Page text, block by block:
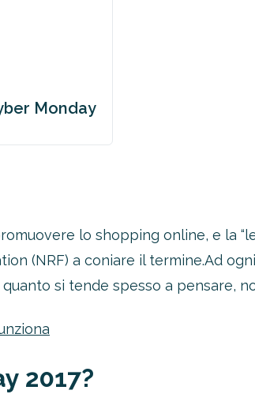
Monday
lo shopping online, e la
(NRF) a coniare il termine.Ad
si tende spesso a pensare,
2017?